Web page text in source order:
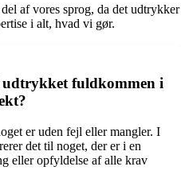
af vores sprog, da det udtrykker
i alt, hvad vi gør.
fuldkommen i
er uden fejl eller mangler. I
det til noget, der er i en
eller opfyldelse af alle krav